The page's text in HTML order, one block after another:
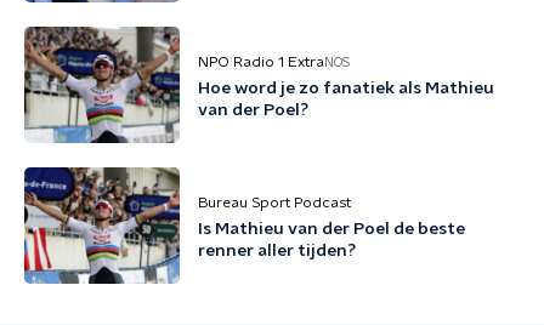
NPO Radio 1 Extra NOS
Hoe word je zo fanatiek als Mathieu
van der Poel?
Bureau Sport Podcast
Is Mathieu van der Poel de beste
renner aller tijden?